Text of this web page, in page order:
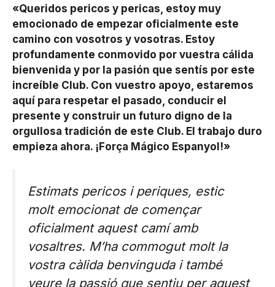
«Queridos pericos y pericas, estoy muy
emocionado de empezar oficialmente este
camino con vosotros y vosotras. Estoy
profundamente conmovido por vuestra cálida
bienvenida y por la pasión que sentís por este
increíble Club. Con vuestro apoyo, estaremos
aquí para respetar el pasado, conducir el
presente y construir un futuro digno de la
orgullosa tradición de este Club. El trabajo duro
empieza ahora. ¡Força Mágico Espanyol!»
Estimats pericos i periques, estic
molt emocionat de començar
oficialment aquest camí amb
vosaltres. M’ha commogut molt la
vostra càlida benvinguda i també
veure la passió que sentiu per aquest